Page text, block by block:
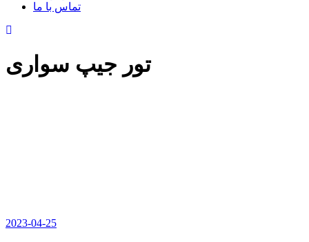
تماس با ما
تور جیپ سواری
2023-04-25